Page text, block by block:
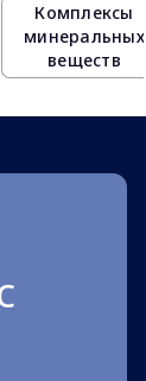
Комплексы
минеральных
веществ